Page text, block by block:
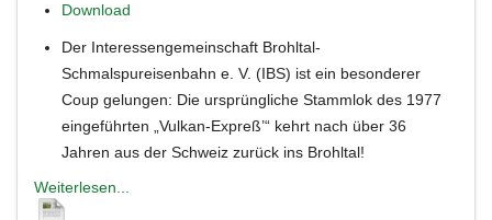
Download
Der Interessengemeinschaft Brohltal-
Schmalspureisenbahn e. V. (IBS) ist ein besonderer
Coup gelungen: Die ursprüngliche Stammlok des 1977
eingeführten „Vulkan-Expreß’“ kehrt nach über 36
Jahren aus der Schweiz zurück ins Brohltal!
Weiterlesen...